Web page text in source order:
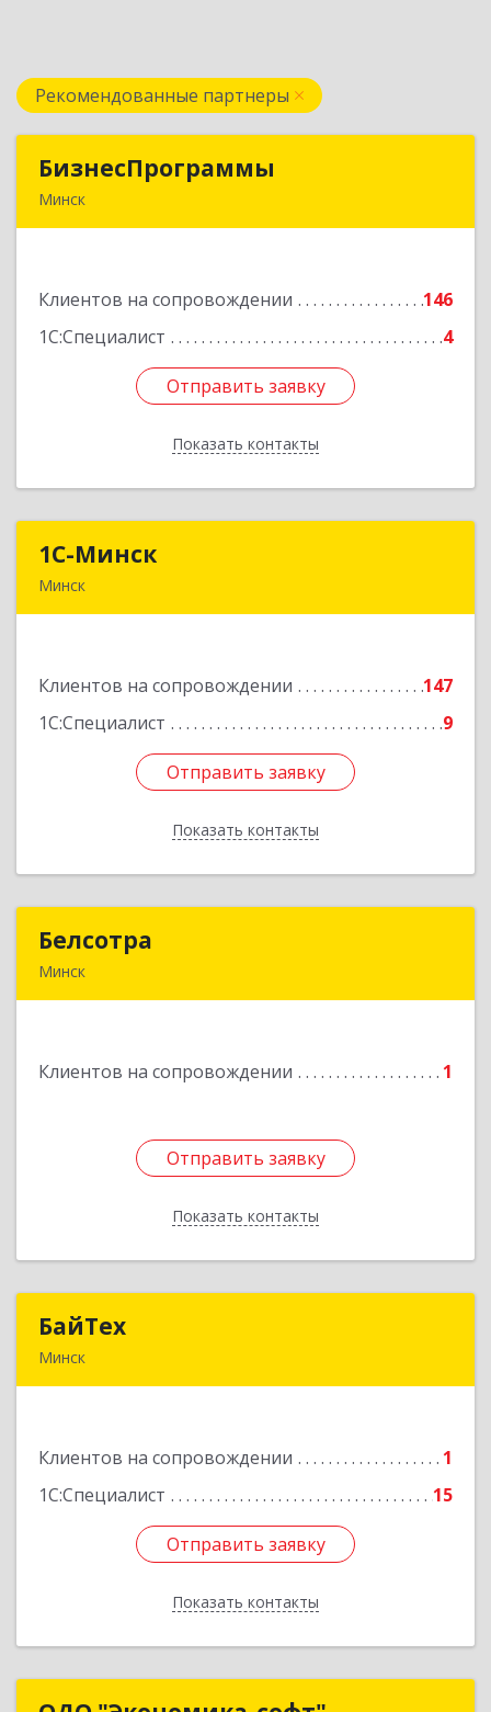
Рекомендованные партнеры
БизнесПрограммы
Минск
Клиентов на сопровождении
146
1С:Специалист
4
Отправить заявку
Показать контакты
БизнесПрограммы
Подробнее
Отправить заявку
Назад
1С-Минск
Минск
Клиентов на сопровождении
147
1С:Специалист
9
Отправить заявку
Показать контакты
Подробнее
Отправить заявку
Назад
Белсотра
Минск
Клиентов на сопровождении 1
Отправить заявку
Показать контакты
Подробнее
Отправить заявку
Назад
БайТех
Минск
Клиентов на сопровождении
1
1С:Специалист
15
Отправить заявку
Показать контакты
Подробнее
Отправить заявку
Назад